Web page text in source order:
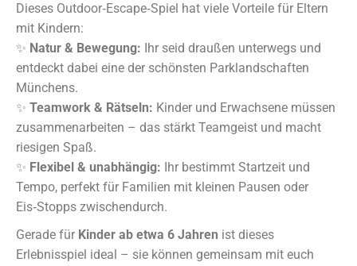
Dieses Outdoor‑Escape‑Spiel hat viele Vorteile für Eltern
mit Kindern:
✨ Natur & Bewegung: Ihr seid draußen unterwegs und
entdeckt dabei eine der schönsten Parklandschaften
Münchens.
✨ Teamwork & Rätseln: Kinder und Erwachsene müssen
zusammenarbeiten – das stärkt Teamgeist und macht
riesigen Spaß.
✨ Flexibel & unabhängig: Ihr bestimmt Startzeit und
Tempo, perfekt für Familien mit kleinen Pausen oder
Eis‑Stopps zwischendurch.
Gerade für Kinder ab etwa 6 Jahren ist dieses
Erlebnisspiel ideal – sie können gemeinsam mit euch